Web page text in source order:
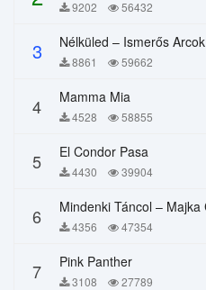
9202 56432
3 Nélküled – Ismerős Arcok
8861 59662
4 Mamma Mia
4528 58855
5 El Condor Pasa
4430 39904
6 4356 47354
7 Pink Panther
3108 27789